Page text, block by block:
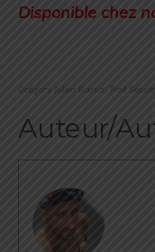
Disponible chez
Grégory Julien Baron, Trail
Auteur/